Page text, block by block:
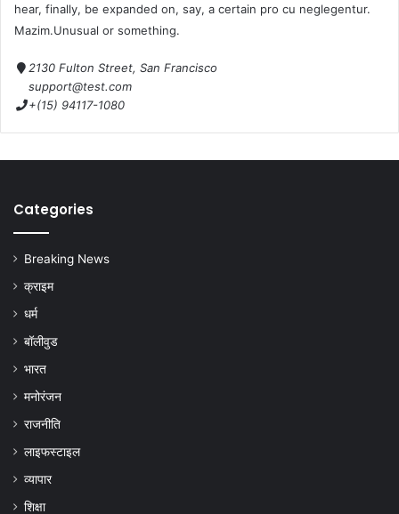
hear, finally, be expanded on, say, a certain pro cu neglegentur.
Mazim.Unusual or something.
2130 Fulton Street, San Francisco
support@test.com
+(15) 94117-1080
Categories
Breaking News
क्राइम
धर्म
बॉलीवुड
भारत
मनोरंजन
राजनीति
लाइफस्टाइल
व्यापार
शिक्षा